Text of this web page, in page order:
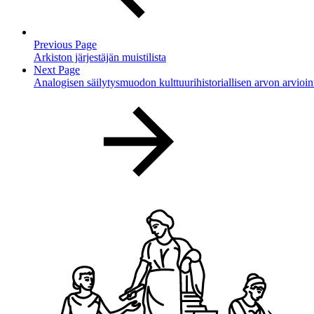
Previous Page
Arkiston järjestäjän muistilista
Next Page
Analogisen säilytysmuodon kulttuurihistoriallisen arvon